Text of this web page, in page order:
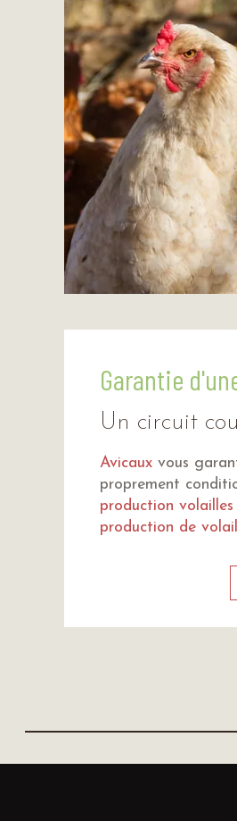
Garantie
Un circuit
Avicaux vous
proprement
production
production de